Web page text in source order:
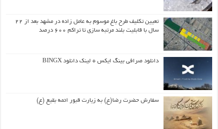
تعیین تکلیف طرح باغ موسوم به عامل زاده در مشهد بعد از ۲۲
سال با قابلیت بلند مرتبه سازی تا تراکم ۶۰۰ درصد
دانلود صرافی بینگ ایکس + لینک دانلود BINGX
سفارش حضرت رضا(ع) به زیارت قبور ائمه بقیع (ع)